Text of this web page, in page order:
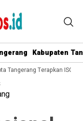
Kabupaten
Tangerang Terapkan ISO